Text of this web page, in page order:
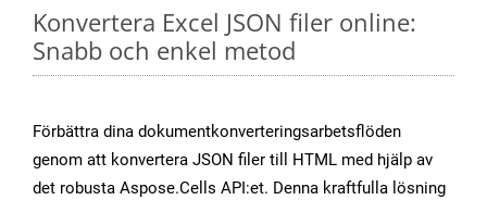
Konvertera Excel JSON filer online:
Snabb och enkel metod
Förbättra dina dokumentkonverteringsarbetsflöden
genom att konvertera JSON filer till HTML med hjälp av
det robusta Aspose.Cells API:et. Denna kraftfulla lösning